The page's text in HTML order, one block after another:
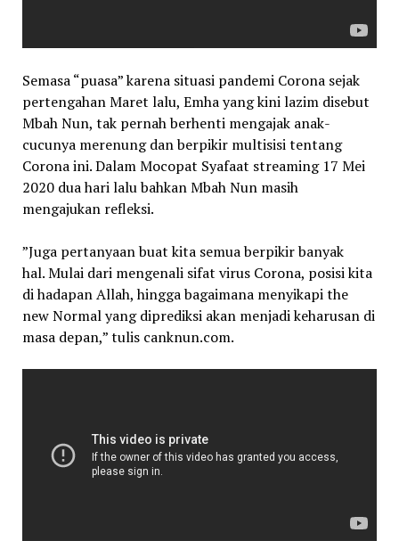
Semasa “puasa” karena situasi pandemi Corona sejak
pertengahan Maret lalu, Emha yang kini lazim disebut
Mbah Nun, tak pernah berhenti mengajak anak-
cucunya merenung dan berpikir multisisi tentang
Corona ini. Dalam Mocopat Syafaat streaming 17 Mei
2020 dua hari lalu bahkan Mbah Nun masih
mengajukan refleksi.
”Juga pertanyaan buat kita semua berpikir banyak
hal. Mulai dari mengenali sifat virus Corona, posisi kita
di hadapan Allah, hingga bagaimana menyikapi the
new Normal yang diprediksi akan menjadi keharusan di
masa depan,” tulis canknun.com.